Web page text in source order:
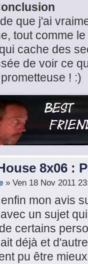
que j'ai
tout comme
cache des
de voir ce
! :)
8x06 :
» Ven 18 Nov 2011
mon avis
un sujet
certains
déjà et
pu être